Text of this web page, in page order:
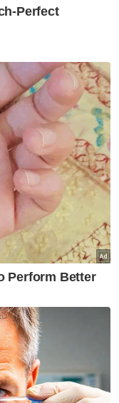
Klik di sini!
elak insiden